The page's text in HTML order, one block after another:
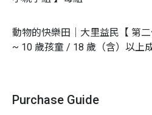
里仁親子小教室共五個單元
單元 2 天然的尚好 | 認
動物的快樂田｜大里益民【 第
~ 10 歲孩童 / 18 歲（含）以上
Purchase Guide